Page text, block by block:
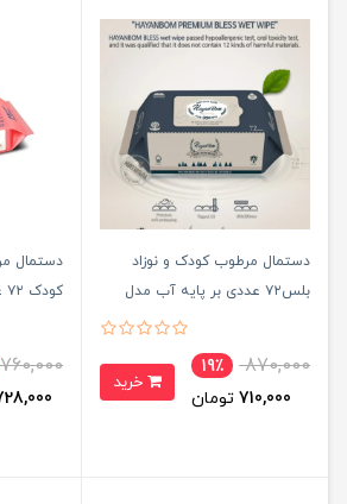
دستمال مرطوب کودک و نوزاد
بلس۷۲ عددی بر پایه آب مدل
870,000
19٪
710,000 تومان
دستمال
کودک ۷۲ عددی Johnson's
760,000